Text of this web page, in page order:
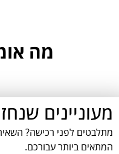
מה
מעוניינים
מתלבטים לפני רכישה?
המתאים ביותר עבורכם.